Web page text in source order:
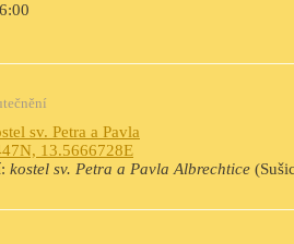
sv. Petra a Pavla
13.5666728E
kostel sv. Petra a Pavla Albrechtice